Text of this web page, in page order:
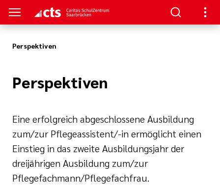
Beatmung
Perspektiven
Perspektiven
Eine erfolgreich abgeschlossene Ausbildung
zum/zur Pflegeassistent/-in ermöglicht einen
Einstieg in das zweite Ausbildungsjahr der
dreijährigen Ausbildung zum/zur
Pflegefachmann/Pflegefachfrau.